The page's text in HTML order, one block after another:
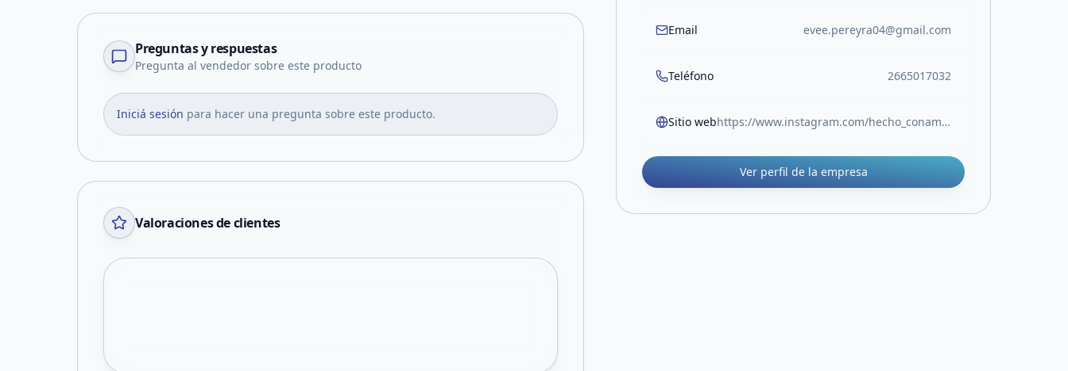
Preguntas y respuestas
Pregunta al vendedor sobre este producto
Iniciá sesión para hacer una pregunta sobre este producto.
Valoraciones de clientes
Email evee.pereyra04@gmail.com
Teléfono 2665017032
Sitio web https://www.instagram.com/hecho_conamorludisa?igsh=MWpuZWQ4aGRtb3Y3bw==
Ver perfil de la empresa